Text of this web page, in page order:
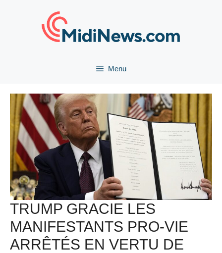
Menu
TRUMP GRACIE LES
MANIFESTANTS PRO-VIE
ARRÊTÉS EN VERTU DE